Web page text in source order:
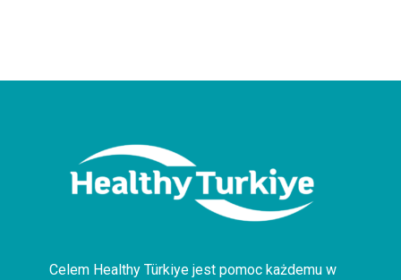
Celem Healthy Türkiye jest pomoc każdemu w